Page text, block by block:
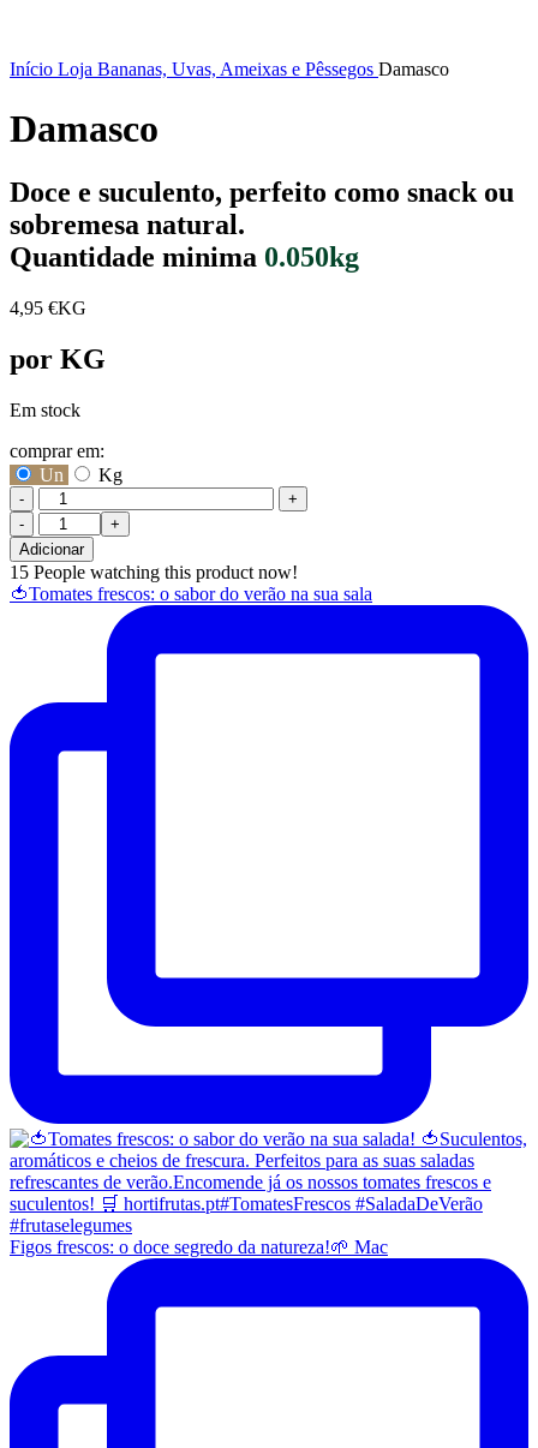
Início Loja Bananas, Uvas, Ameixas e Pêssegos Damasco
Damasco
Doce e suculento, perfeito como snack ou
sobremesa natural.
Quantidade minima 0.050kg
4,95 €KG
por KG
Em stock
comprar em:
Un
Kg
- +
Quantidade
de
Damasco
Adicionar
15 People watching this product now!
🍅Tomates frescos: o sabor do verão na sua sala
Figos frescos: o doce segredo da natureza!🌱 Mac